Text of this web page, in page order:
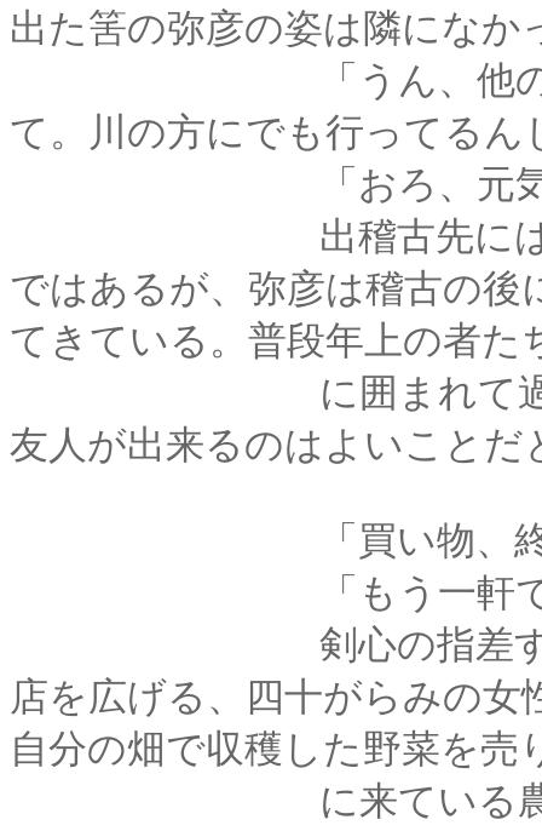
出た筈の弥彦の姿は隣になか
「うん、他の男の子
て。川の方にでも行ってるん
「おろ、元気なも
出稽古先には同じ年
ではあるが、弥彦は稽古の
てきている。普段年上の者た
に囲まれて過ごすこ
友人が出来るのはよいこと
「買い物、終わ
「もう一軒でござ
剣心の指差す方を見
店を広げる、四十がらみの
自分の畑で収穫した野菜を売
に来ている農家の女